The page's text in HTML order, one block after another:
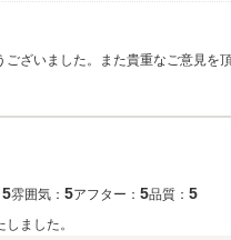
ざいました。また貴重なご意見
5雰囲気： 5アフター： 5品質： 5
ました。